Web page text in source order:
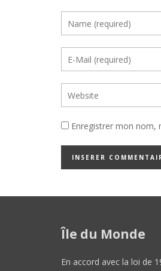
Enregistrer mon nom,
Île du Monde
En accord avec la loi de